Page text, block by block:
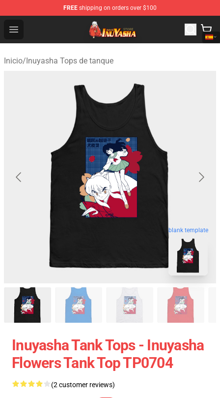
FREE shipping on orders over $100
Open menu
Inuyasha Store - Official Inuyasha Merchandise Shop
Inicio/Inuyasha Tops de tanque
blank template
Inuyasha Tank Tops - Inuyasha
Flowers Tank Top TP0704
(2 customer reviews)